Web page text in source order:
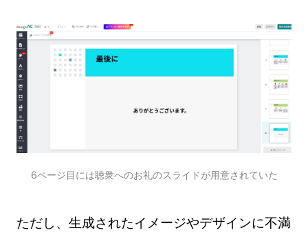
6ページ目には聴衆へのお礼のスライドが用意されていた
ただし、生成されたイメージやデザインに不満